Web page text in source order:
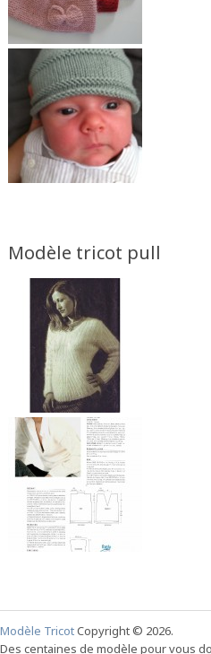
Modèle tricot pull
Modèle TricotCopyright © 2026.
Des centaines de modèle pour vous